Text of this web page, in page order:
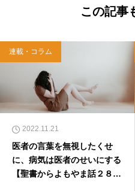
西洋哲学超
イヤモンド
『世界一ゆ
ONとの共
ef="https://
クになる 眠
房）</a>２
この記事
連載・コラム
2022.11.21
医者の言葉を無視したくせ
に、病気は医者のせいにする
【聖書からよもやま話２８